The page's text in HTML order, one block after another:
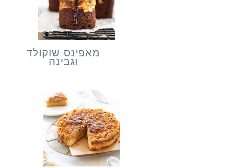
מאפינס שוקולד
וגבינה